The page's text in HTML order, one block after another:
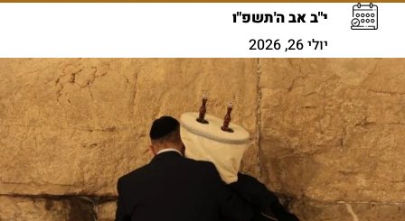
י"ב אב ה'תשפ"ו
יולי 26, 2026